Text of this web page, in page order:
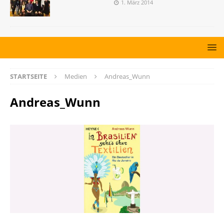
1. März 2014
STARTSEITE Medien Andreas_Wunn
Andreas_Wunn